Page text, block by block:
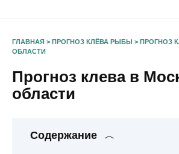
ГЛАВНАЯ > ПРОГНОЗ КЛЁВА РЫБЫ > ПРОГНОЗ
ОБЛАСТИ
Прогноз клева в
области
Содержание